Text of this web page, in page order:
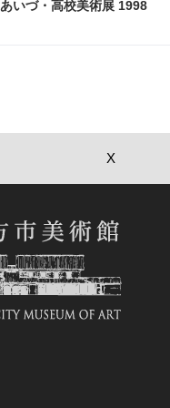
あいづ・高校美術展 1998
X